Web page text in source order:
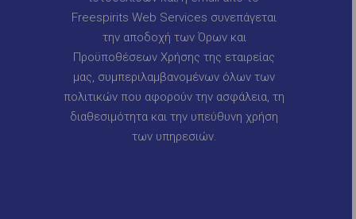
Freespirits Web Services συνεπάγεται
την αποδοχή των Όρων και
Προϋποθέσεων Χρήσης της εταιρείας
μας, συμπεριλαμβανομένων όλων των
πολιτικών που αφορούν την ασφάλεια, τη
διαθεσιμότητα και την υπεύθυνη χρήση
των υπηρεσιών.